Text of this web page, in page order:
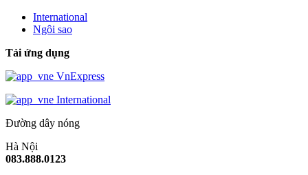
International
Ngôi sao
Tải ứng dụng
VnExpress
International
Đường dây nóng
Hà Nội
083.888.0123